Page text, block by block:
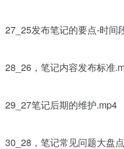
27_25发布笔记的要点-时间
28_26，笔记内容发布标准
29_27笔记后期的维护.mp4
30_28，笔记常见问题大盘